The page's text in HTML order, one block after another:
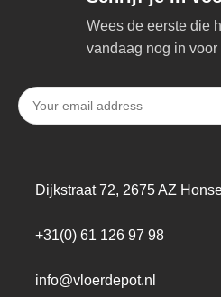
Wees de eerste die
vandaag nog in
Dijkstraat 72, 2675 AZ
+31(0) 61 126 97 98
info@vloerdepot.nl